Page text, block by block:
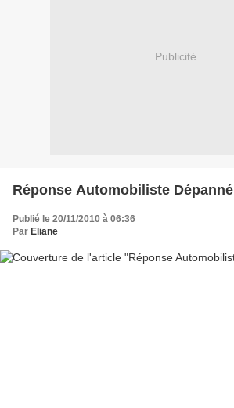
Publicité
Réponse Automobiliste Dépanné
Publié le 20/11/2010 à 06:36
Par Eliane